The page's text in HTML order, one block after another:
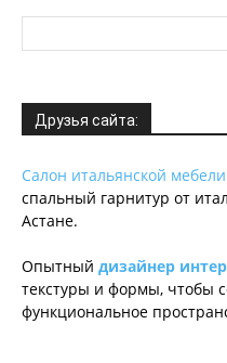
Друзья сайта:
Салон итальянской
спальный гарнитур от
Астане.
Опытный дизайнер
текстуры и формы, чтобы
функциональное